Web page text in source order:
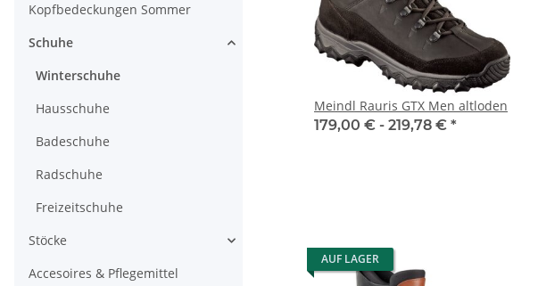
Meindl Rauris GTX Men altloden
179,00 € - 219,78 € *
AUF LAGER
Kopfbedeckungen Sommer
Schuhe
Winterschuhe
Hausschuhe
Badeschuhe
Radschuhe
Freizeitschuhe
Stöcke
Accesoires & Pflegemittel